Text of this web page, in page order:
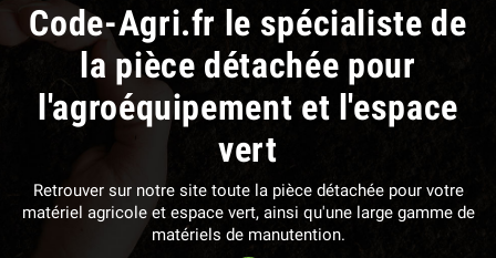
Code-Agri.fr le spécialiste de
la pièce détachée pour
l'agroéquipement et l'espace
vert
Retrouver sur notre site toute la pièce détachée pour votre
matériel agricole et espace vert, ainsi qu'une large gamme de
matériels de manutention.